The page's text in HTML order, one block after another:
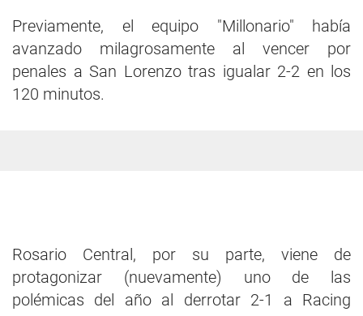
Previamente, el equipo "Millonario" había
avanzado milagrosamente al vencer por
penales a San Lorenzo tras igualar 2-2 en los
120 minutos.
Rosario Central, por su parte, viene de
protagonizar (nuevamente) uno de las
polémicas del año al derrotar 2-1 a Racing